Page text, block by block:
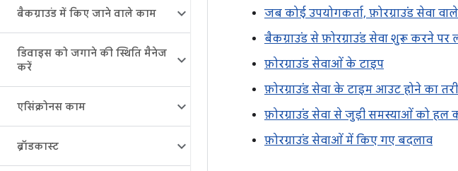
बैकग्राउंड में किए जाने वाले काम
डिवाइस को जगाने की स्थिति मैनेज
करें
एसिंक्रोनस काम
ब्रॉडकास्ट
जब कोई उपयोगकर्ता, फ़ोरग्राउंड सेवा
बैकग्राउंड से फ़ोरग्राउंड सेवा शुरू करने पर
फ़ोरग्राउंड सेवाओं के टाइप
फ़ोरग्राउंड सेवा के टाइम आउट होने का
फ़ोरग्राउंड सेवा से जुड़ी समस्याओं को हल
फ़ोरग्राउंड सेवाओं में किए गए बदलाव